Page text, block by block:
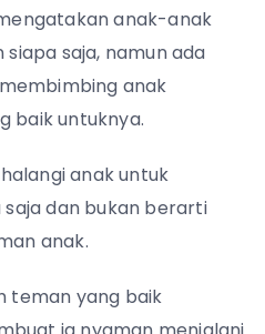
anak-anak
saja, namun ada
anak
baik untuknya.
anak untuk
dan bukan berarti
anak.
teman yang baik